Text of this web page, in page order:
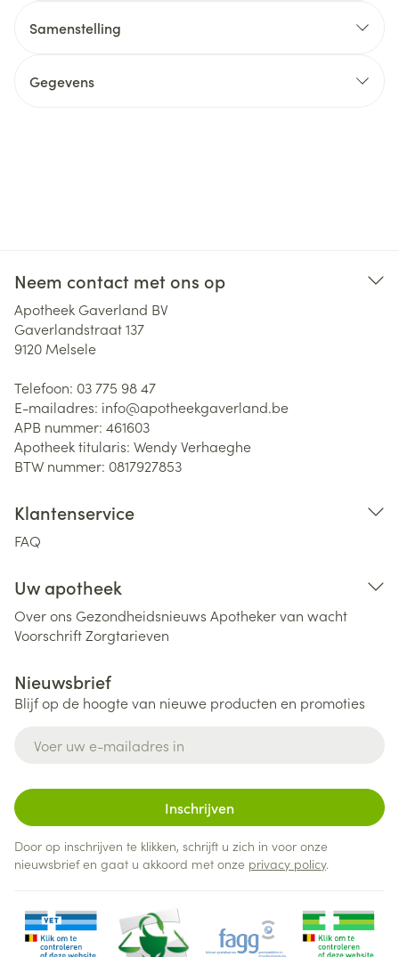
Samenstelling
Gegevens
Neem contact met ons op
Apotheek Gaverland BV
Gaverlandstraat 137
9120 Melsele
Telefoon: 03 775 98 47
E-mailadres: info@apotheekgaverland.be
APB nummer: 461603
Apotheek titularis: Wendy Verhaeghe
BTW nummer: 0817927853
Klantenservice
FAQ
Uw apotheek
Over ons Gezondheidsnieuws Apotheker van wacht
VoorschriftZorgtarieven
Nieuwsbrief
Blijf op de hoogte van nieuwe producten en promoties
Inschrijven
Door op inschrijven te klikken, schrijft u zich in voor onze
nieuwsbrief en gaat u akkoord met onze privacy policy.